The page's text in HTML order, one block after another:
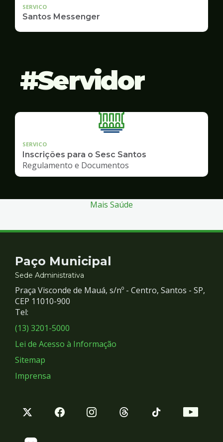
SERVICO
Santos Messenger
Servidor
SERVICO
Inscrições para o Sesc Santos
Regulamento e Documentos
Mais Saúde
Contato
e
Redes
Sociais
Paço Municipal
Sede Administrativa
Praça Visconde de Mauá, s/nº - Centro, Santos - SP,
CEP 11010-900
Tel:
(13) 3201-5000
Lei de Acesso à Informação
Sitemap
Imprensa